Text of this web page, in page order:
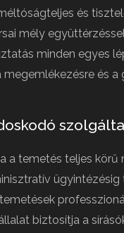
és
mély
minden egyes
és a
a temetés teljes
biztosítja a